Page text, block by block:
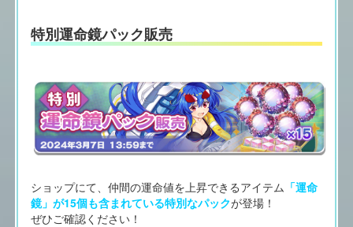
特別運命鏡パック販売
ショップにて、仲間の運命値を上昇できるアイテム 「運命
鏡」が15個も含まれている特別なパックが登場！
ぜひご確認ください！